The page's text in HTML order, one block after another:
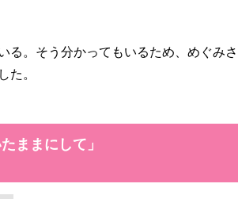
。そう分かってもいるため、めぐみさ
た。
ままにして」